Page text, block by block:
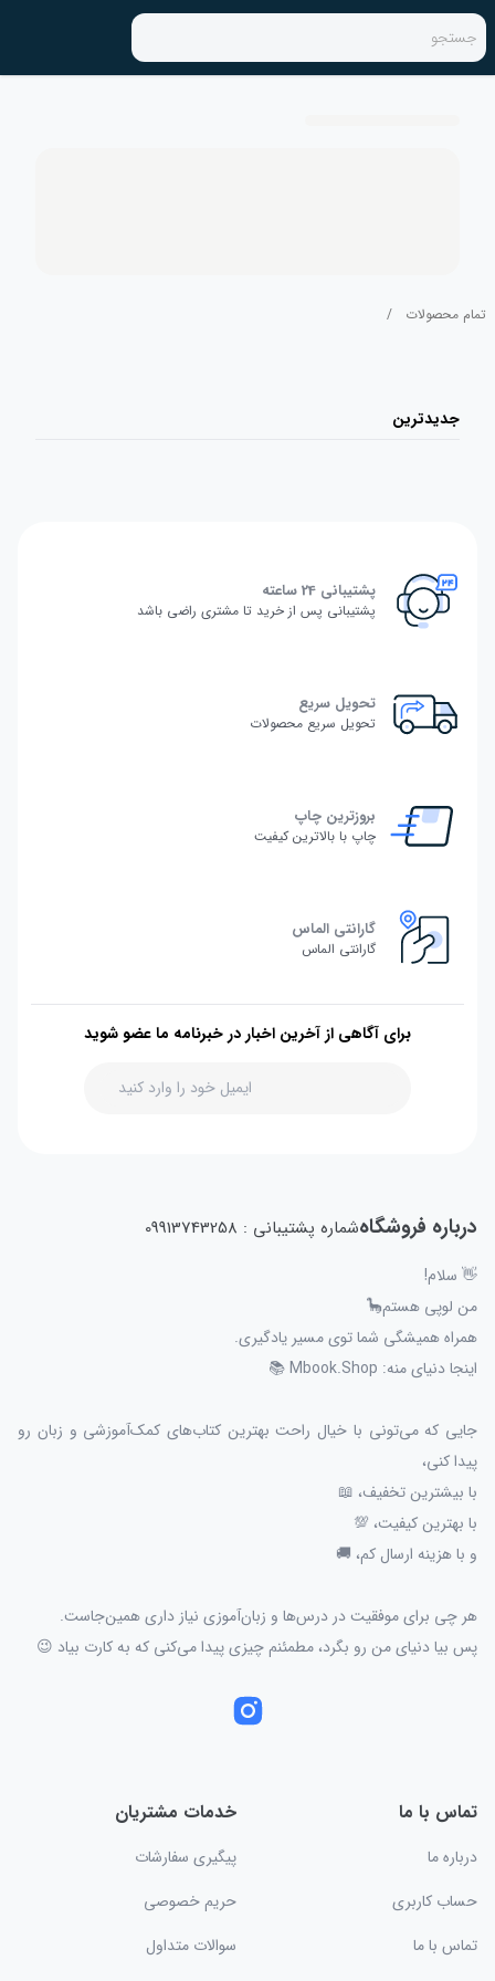
جستجو
تمام محصولات /
جدیدترین
پشتیبانی 24 ساعته
پشتیبانی پس از خرید تا مشتری راضی باشد
تحویل سریع
تحویل سریع محصولات
بروزترین چاپ
چاپ با بالاترین کیفیت
گارانتی الماس
گارانتی الماس
برای آگاهی از آخرین اخبار در خبرنامه ما عضو شوید
درباره فروشگاهشماره پشتیبانی : 09913743258
👋 سلام!
من لوپی هستم🦕
همراه همیشگی شما توی مسیر یادگیری.
اینجا دنیای منه: Mbook.Shop 📚
جایی که می‌تونی با خیال راحت بهترین کتاب‌های کمک‌آموزشی و زبان رو
پیدا کنی،
با بیشترین تخفیف، 📖
با بهترین کیفیت، 💯
و با هزینه ارسال کم، 🚚
هر چی برای موفقیت در درس‌ها و زبان‌آموزی نیاز داری همین‌جاست.
پس بیا دنیای من رو بگرد، مطمئنم چیزی پیدا می‌کنی که به کارت بیاد 😉
تماس با ما
درباره ما
حساب کاربری
تماس با ما
خدمات مشتریان
پیگیری سفارشات
حریم خصوصی
سوالات متداول